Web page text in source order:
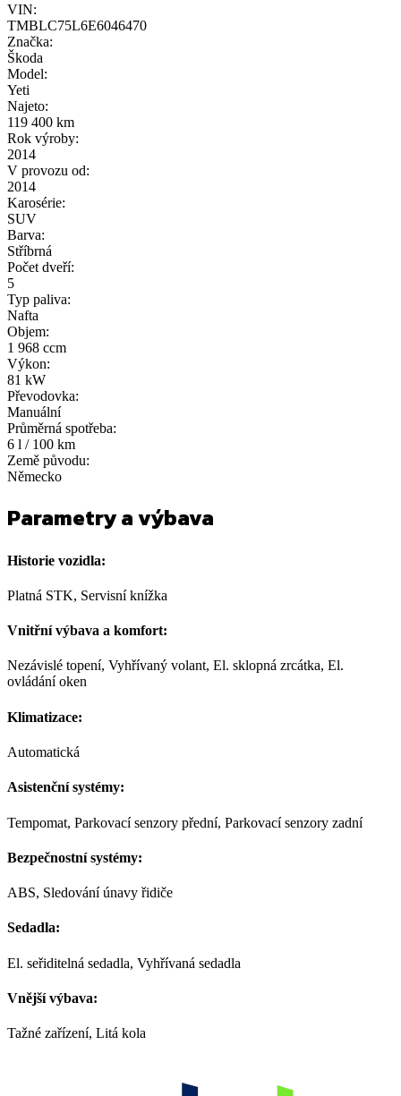
VIN:
TMBLC75L6E6046470
Značka:
Škoda
Model:
Yeti
Najeto:
119 400 km
Rok výroby:
2014
V provozu od:
2014
Karosérie:
SUV
Barva:
Stříbrná
Počet dveří:
5
Typ paliva:
Nafta
Objem:
1 968 ccm
Výkon:
81 kW
Převodovka:
Manuální
Průměrná spotřeba:
6 l / 100 km
Země původu:
Německo
Parametry a výbava
Historie vozidla:
Platná STK, Servisní knížka
Vnitřní výbava a komfort:
Nezávislé topení, Vyhřívaný volant, El. sklopná zrcátka, El.
ovládání oken
Klimatizace:
Automatická
Asistenční systémy:
Tempomat, Parkovací senzory přední, Parkovací senzory zadní
Bezpečnostní systémy:
ABS, Sledování únavy řidiče
Sedadla:
El. seřiditelná sedadla, Vyhřívaná sedadla
Vnější výbava:
Tažné zařízení, Litá kola